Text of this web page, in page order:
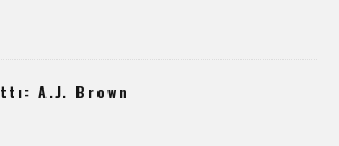
A.J. Brown